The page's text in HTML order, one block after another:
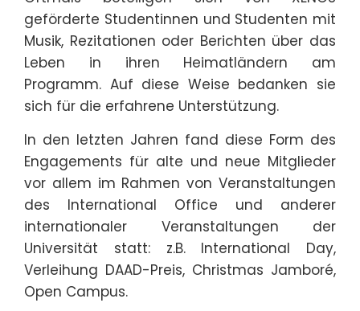
geförderte Studentinnen und Studenten mit
Musik, Rezitationen oder Berichten über das
Leben in ihren Heimatländern am
Programm. Auf diese Weise bedanken sie
sich für die erfahrene Unterstützung.
In den letzten Jahren fand diese Form des
Engagements für alte und neue Mitglieder
vor allem im Rahmen von Veranstaltungen
des International Office und anderer
internationaler Veranstaltungen der
Universität statt: z.B. International Day,
Verleihung DAAD-Preis, Christmas Jamboré,
Open Campus.